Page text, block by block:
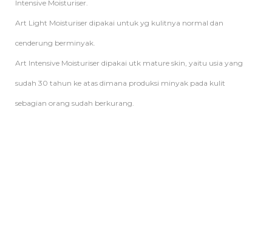
Intensive Moisturiser.
Art Light Moisturiser dipakai untuk yg kulitnya normal dan
cenderung berminyak.
Art Intensive Moisturiser dipakai utk mature skin, yaitu usia yang
sudah 30 tahun ke atas dimana produksi minyak pada kulit
sebagian orang sudah berkurang.